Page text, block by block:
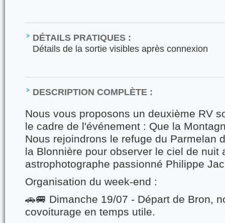
DÉTAILS PRATIQUES :
Détails de la sortie visibles après connexion
DESCRIPTION COMPLÈTE :
Nous vous proposons un deuxième RV
le cadre de l'événement : Que la
Nous rejoindrons le refuge du Parmelan
la Blonnière pour observer le ciel de nuit
astrophotographe passionné Philippe
Organisation du week-end :
🚗🚐 Dimanche 19/07 - Départ de Bron,
covoiturage en temps utile.